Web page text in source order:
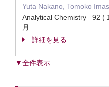
Yuta Nakano, Tomoko
Analytical Chemistry 92
月
詳細を見る
▼全件表示